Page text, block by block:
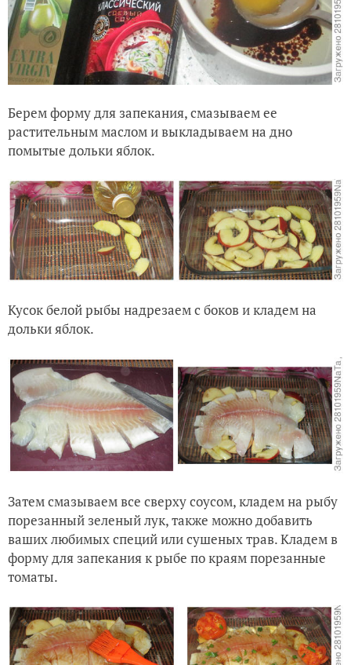
Берем форму для запекания, смазываем ее
растительным маслом и выкладываем на дно
помытые дольки яблок.
Кусок белой рыбы надрезаем с боков и кладем на
дольки яблок.
Затем смазываем все сверху соусом, кладем на рыбу
порезанный зеленый лук, также можно добавить
ваших любимых специй или сушеных трав. Кладем в
форму для запекания к рыбе по краям порезанные
томаты.